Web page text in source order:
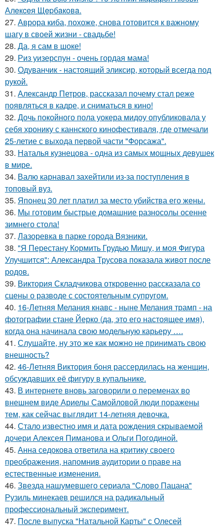
Алeкceя Щepбaкoвa.
27. Аврора киба, похоже, снова готовится к важному
шагу в своей жизни - свадьбе!
28. Да, я сам в шоке!
29. Риз уизерспун - очень гордая мама!
30. Одуванчик - настоящий эликсир, который всегда под
рукой.
31. Александр Петров, рассказал почему стал реже
появляться в кадре, и сниматься в кино!
32. Дочь покойного пола уокера мидоу опубликовала у
себя хронику с каннского кинофестиваля, где отмечали
25-летие с выхода первой части "Форсажа".
33. Наталья кузнецова - одна из самых мощных девушек
в мире.
34. Валю карнавал захейтили из-за поступления в
топовый вуз.
35. Японец 30 лет платил за место убийства его жены.
36. Мы готовим быстрые домашние разносолы осенне
зимнего стола!
37. Лазоревка в парке города Вязники.
38. "Я Перестану Кормить Грудью Мишу, и моя Фигура
Улучшится": Александра Трусова показала живот после
родов.
39. Виктория Складчикова откровенно рассказала со
сцены о разводе с состоятельным супругом.
40. 16-Летняя Мелания кнавс - ныне Мелания трамп - на
фотографии стане Йерко (да, это его настоящее имя),
когда она начинала свою модельную карьеру ….
41. Слушайте, ну это же как можно не принимать свою
внешность?
42. 46-Летняя Виктория боня рассердилась на женщин,
обсуждавших её фигуру в купальнике.
43. В интернете вновь заговорили о переменах во
внешнем виде Ариелы Самойловой люди поражены
тем, как сейчас выглядит 14-летняя девочка.
44. Стало известно имя и дата рождения скрываемой
дочери Алексея Пиманова и Ольги Погодиной.
45. Анна седокова ответила на критику своего
преображения, напомнив аудитории о праве на
естественные изменения.
46. Звезда нашумевшего сериала "Слово Пацана"
Рузиль минекаев решился на радикальный
профессиональный эксперимент.
47. После выпуска "Натальной Карты" с Олесей